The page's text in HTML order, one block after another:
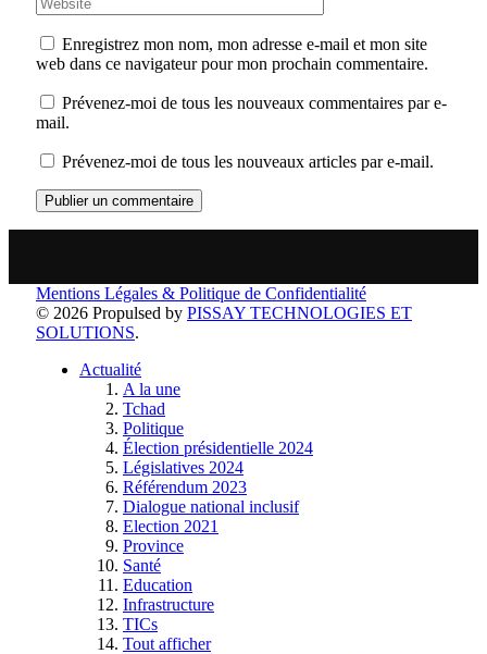
Enregistrez mon nom, mon adresse e-mail et mon site
web dans ce navigateur pour mon prochain commentaire.
Prévenez-moi de tous les nouveaux commentaires par e-
mail.
Prévenez-moi de tous les nouveaux articles par e-mail.
Mentions Légales & Politique de Confidentialité
© 2026 Propulsed by PISSAY TECHNOLOGIES ET
SOLUTIONS.
Actualité
A la une
Tchad
Politique
Élection présidentielle 2024
Législatives 2024
Référendum 2023
Dialogue national inclusif
Election 2021
Province
Santé
Education
Infrastructure
TICs
Tout afficher